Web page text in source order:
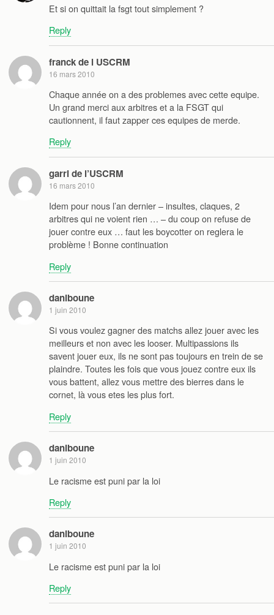
Et si on quittait la fsgt tout simplement ?
Reply
franck de l USCRM
16 mars 2010
Chaque année on a des problemes avec cette equipe.
Un grand merci aux arbitres et a la FSGT qui
cautionnent, il faut zapper ces equipes de merde.
Reply
garri de l’USCRM
16 mars 2010
Idem pour nous l’an dernier – insultes, claques, 2
arbitres qui ne voient rien … – du coup on refuse de
jouer contre eux … faut les boycotter on reglera le
problème ! Bonne continuation
Reply
daniboune
1 juin 2010
Si vous voulez gagner des matchs allez jouer avec les
meilleurs et non avec les looser. Multipassions ils
savent jouer eux, ils ne sont pas toujours en trein de se
plaindre. Toutes les fois que vous jouez contre eux ils
vous battent, allez vous mettre des bierres dans le
cornet, là vous etes les plus fort.
Reply
daniboune
1 juin 2010
Le racisme est puni par la loi
Reply
daniboune
1 juin 2010
Le racisme est puni par la loi
Reply